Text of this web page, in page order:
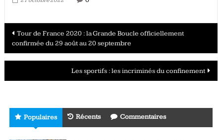
Navigation
des
Tour de France 2020 : la Grande Boucle officiellement
confirmée du 29 août au 20 septembre
Les sportifs : les incriminés du confinement
Populaires Récents Commentaires